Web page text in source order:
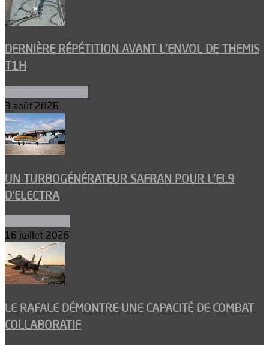
DERNIÈRE RÉPÉTITION AVANT L’ENVOL DE THEMIS
T1H
3 août 2026
UN TURBOGÉNÉRATEUR SAFRAN POUR L’EL9
D’ELECTRA
16 juillet 2026
LE RAFALE DÉMONTRE UNE CAPACITÉ DE COMBAT
COLLABORATIF